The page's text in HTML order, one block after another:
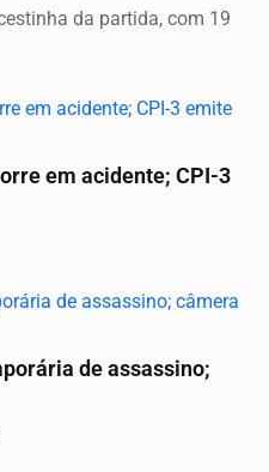
da partida, com 19
em acidente; CPI-3
de assassino;